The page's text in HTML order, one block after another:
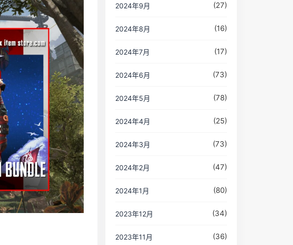
2024年9月 (27)
2024年8月 (16)
2024年7月 (17)
2024年6月 (73)
2024年5月 (78)
2024年4月 (25)
2024年3月 (73)
2024年2月 (47)
2024年1月 (80)
2023年12月 (34)
2023年11月 (36)